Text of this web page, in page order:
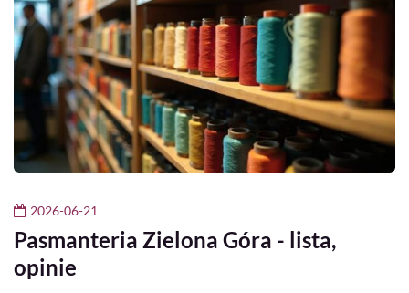
2026-06-21
Pasmanteria Zielona Góra - lista,
opinie